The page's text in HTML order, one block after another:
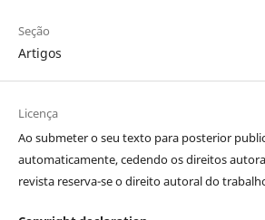
Seção
Artigos
Licença
Ao submeter o seu texto para posterior
automaticamente, cedendo os direitos
revista reserva-se o direito autoral do